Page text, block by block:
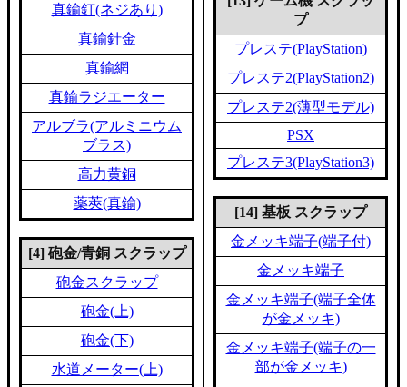
真鍮釘(ネジあり)
真鍮針金
真鍮網
真鍮ラジエーター
アルブラ(アルミニウム
ブラス)
高力黄銅
薬莢(真鍮)
[4] 砲金/青銅 スクラップ
砲金スクラップ
砲金(上)
砲金(下)
水道メーター(上)
プ
プレステ(PlayStation)
プレステ2(PlayStation2)
プレステ2(薄型モデル)
PSX
プレステ3(PlayStation3)
[14] 基板 スクラップ
金メッキ端子(端子付)
金メッキ端子
金メッキ端子(端子全体
が金メッキ)
金メッキ端子(端子の一
部が金メッキ)